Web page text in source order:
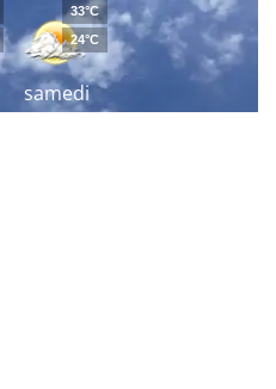
samedi
33°C
24°C